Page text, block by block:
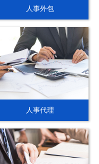
人事外包
人事代理